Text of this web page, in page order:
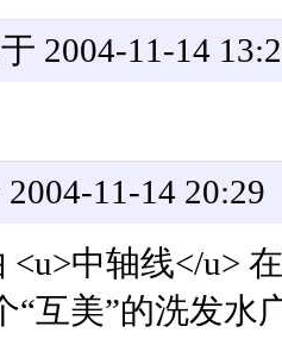
2004-11-14
11-14 20:29
<u>中轴线</u>
“互美”的洗发水